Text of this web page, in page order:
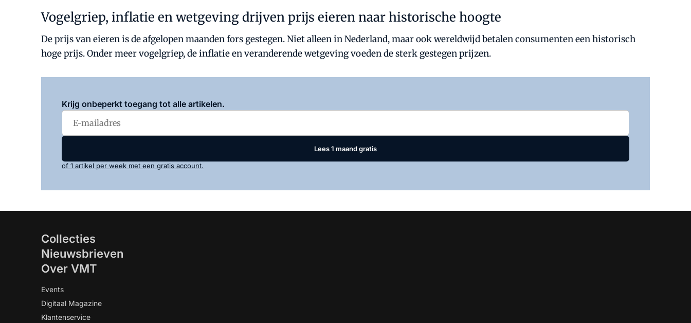
Vogelgriep, inflatie en wetgeving drijven prijs eieren naar historische hoogte
De prijs van eieren is de afgelopen maanden fors gestegen. Niet alleen in Nederland, maar ook wereldwijd betalen consumenten een historisch
hoge prijs. Onder meer vogelgriep, de inflatie en veranderende wetgeving voeden de sterk gestegen prijzen.
Krijg onbeperkt toegang tot alle artikelen.
Lees 1 maand gratis
of 1 artikel per week met een gratis account.
Collecties
Nieuwsbrieven
Over VMT
Events
Digitaal Magazine
Klantenservice